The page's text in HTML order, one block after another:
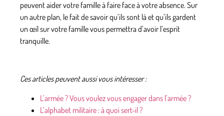
peuvent aider votre famille à faire face à votre absence. Sur
un autre plan, le fait de savoir qu’ils sont là et qu’ils gardent
un œil sur votre famille vous permettra d’avoir l’esprit
tranquille.
Ces articles peuvent aussi vous intéresser :
L’armée ? Vous voulez vous engager dans l’armée ?
L’alphabet militaire : à quoi sert-il ?